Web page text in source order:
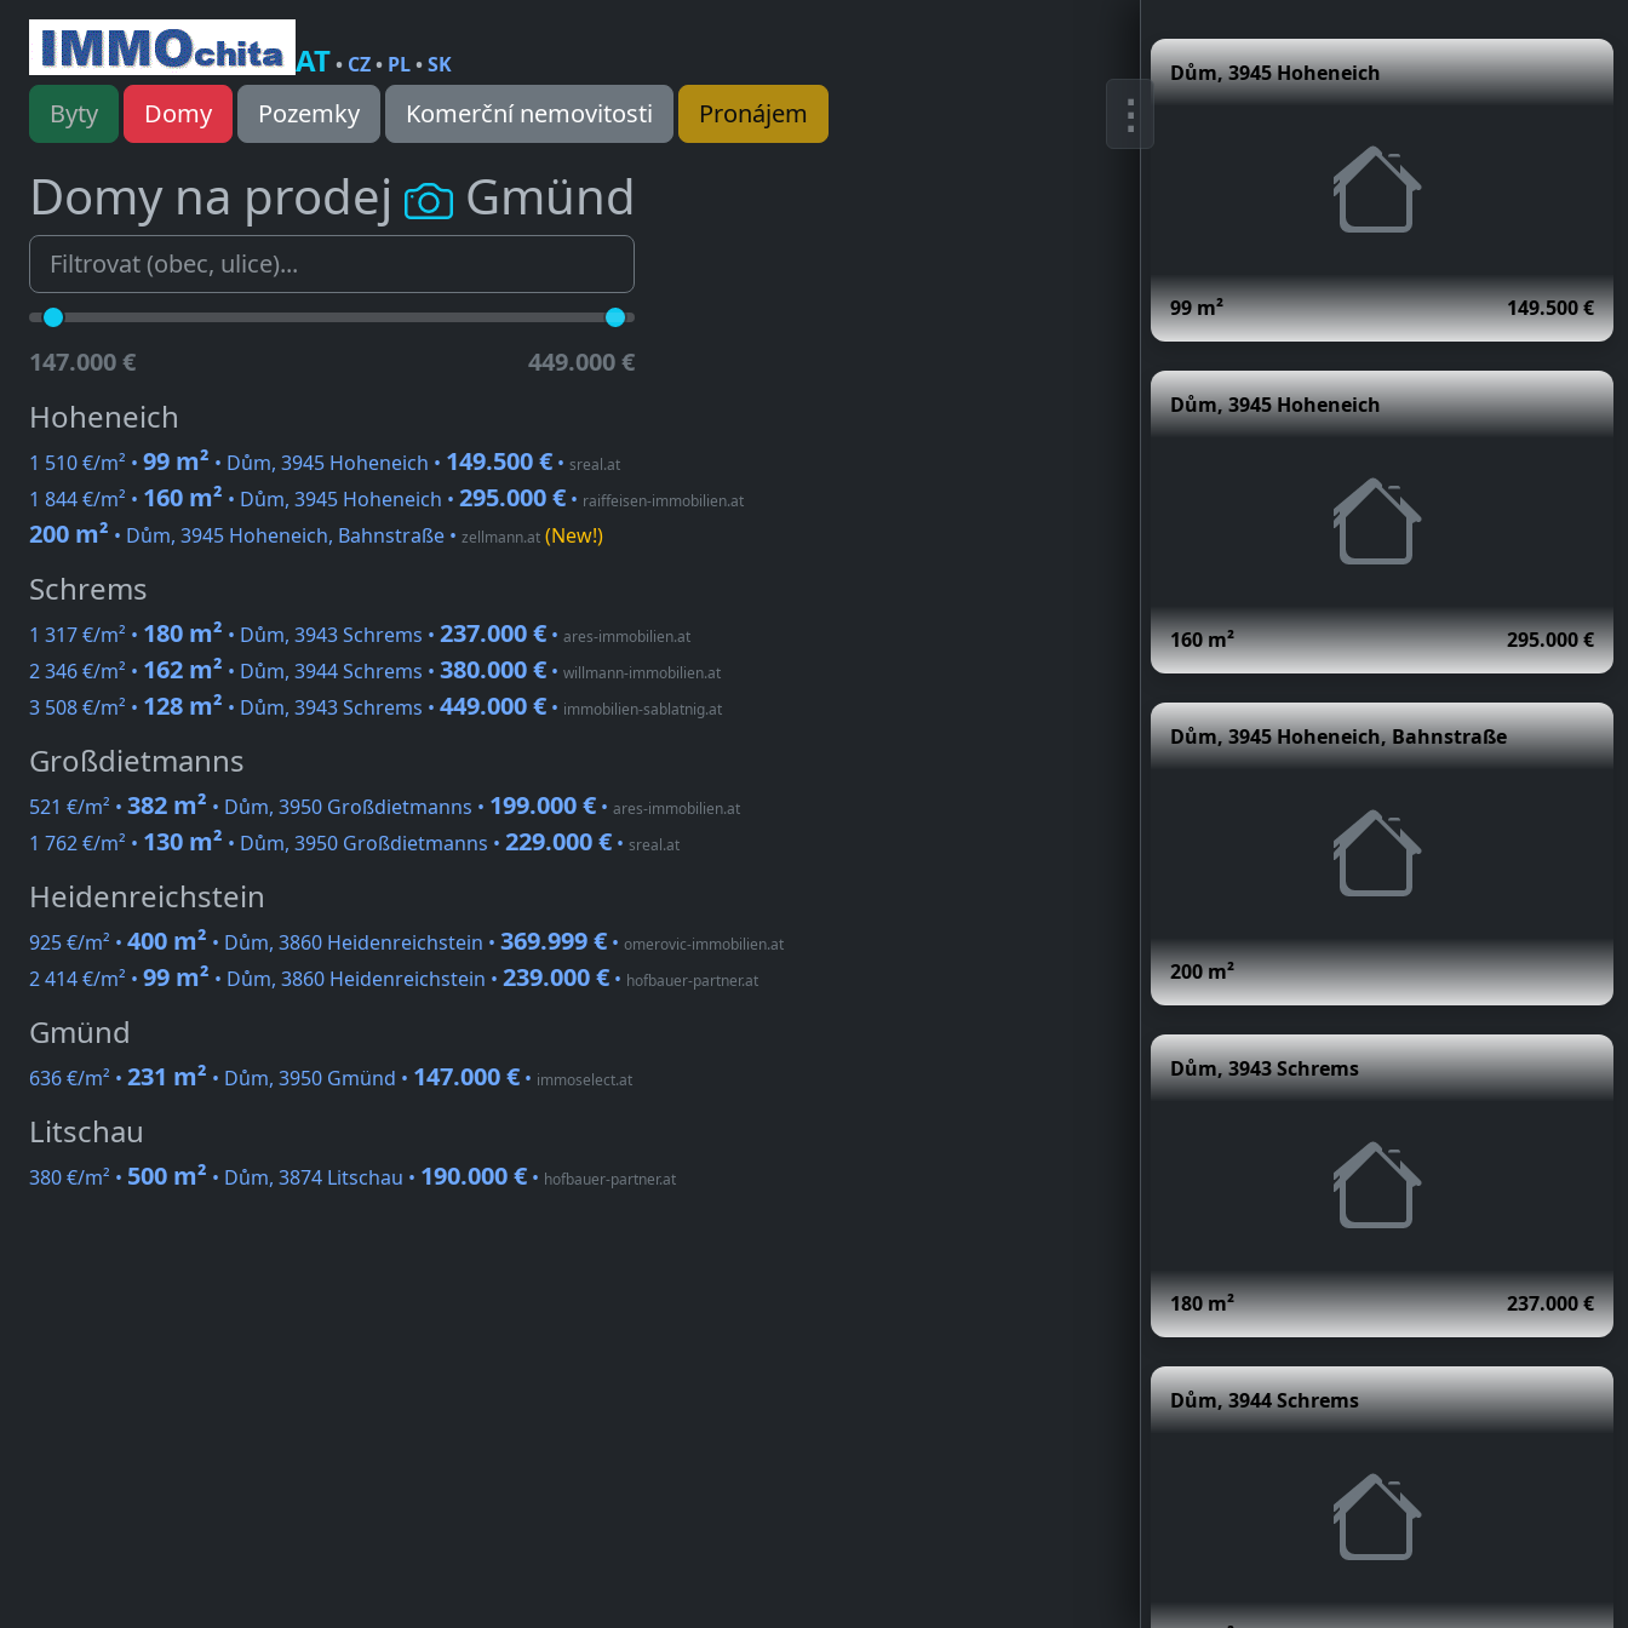
AT• CZ• PL•SK
Byty Domy Pozemky Komerční nemovitosti Pronájem
Domy na prodej Gmünd
147.000 € 449.000 €
Hoheneich
1 510 €/m² • 99 m² • Dům, 3945 Hoheneich • 149.500 € • sreal.at
1 844 €/m² • 160 m² • Dům, 3945 Hoheneich • 295.000 € • raiffeisen-immobilien.at
200 m² • Dům, 3945 Hoheneich, Bahnstraße • zellmann.at (New!)
Schrems
1 317 €/m² • 180 m² • Dům, 3943 Schrems • 237.000 € • ares-immobilien.at
2 346 €/m² • 162 m² • Dům, 3944 Schrems • 380.000 € • willmann-immobilien.at
3 508 €/m² • 128 m² • Dům, 3943 Schrems • 449.000 € • immobilien-sablatnig.at
Großdietmanns
521 €/m² • 382 m² • Dům, 3950 Großdietmanns • 199.000 € • ares-immobilien.at
1 762 €/m² • 130 m² • Dům, 3950 Großdietmanns • 229.000 € • sreal.at
Heidenreichstein
925 €/m² • 400 m² • Dům, 3860 Heidenreichstein • 369.999 € • omerovic-immobilien.at
2 414 €/m² • 99 m² • Dům, 3860 Heidenreichstein • 239.000 € • hofbauer-partner.at
Gmünd
636 €/m² • 231 m² • Dům, 3950 Gmünd • 147.000 € • immoselect.at
Litschau
380 €/m² • 500 m² • Dům, 3874 Litschau • 190.000 € • hofbauer-partner.at